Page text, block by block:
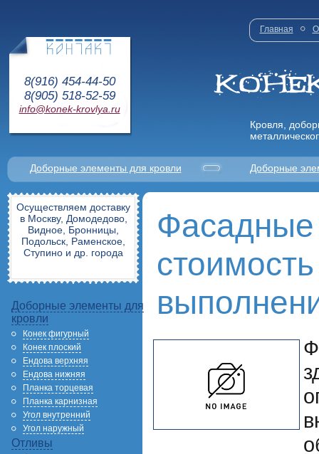
8(916) 454-44-50
8(905) 518-52-59
info@konek-krovlya.ru
Главная О
Кровля,
Доборные элементы для кровли Доборные
Осуществляем доставку
в Москву, Домодедово,
Видное, Бронницы,
Подольск, Раменское,
Ступино и др. города
Доборные элементы для
кровли
Конек фигурный
Конек плоский
Ендова верхняя
Ендова нижняя
Планка торцевая
Планка карнизная
Угол внутренний
Угол наружный
Отливы